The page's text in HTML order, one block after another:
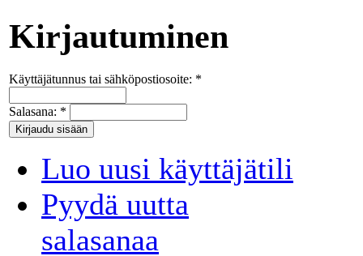
Kirjautuminen
Käyttäjätunnus tai sähköpostiosoite: *
Salasana: *
Luo uusi käyttäjätili
Pyydä uutta
salasanaa